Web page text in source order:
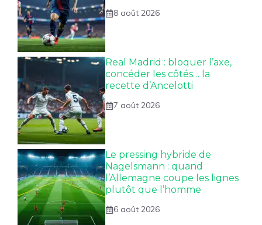
8 août 2026
Real Madrid : bloquer l’axe,
concéder les côtés… la
recette d’Ancelotti
7 août 2026
Le pressing hybride de
Nagelsmann : quand
l’Allemagne coupe les lignes
plutôt que l’homme
6 août 2026